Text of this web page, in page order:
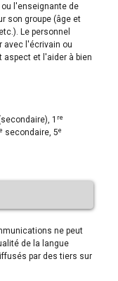
l'enseignante de
son groupe (âge et
Le personnel
avec l'écrivain ou
aspect et l'aider à bien
1 re
e secondaire, 5e
ne peut
de la langue
par des tiers sur